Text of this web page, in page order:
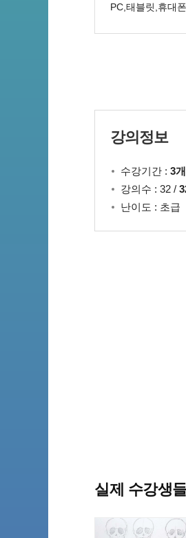
PC,태블릿,휴대폰
강의정보
수강기간 : 3
강의수 : 32 /
난이도 : 초급
실제 수강생